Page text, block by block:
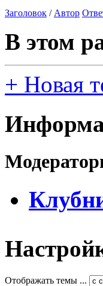
Заголовок / Автор
В этом
+ Новая
Отображать темы ...